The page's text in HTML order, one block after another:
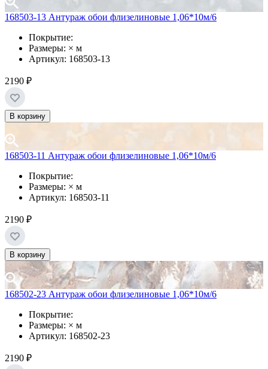
168503-13 Антураж обои флизелиновые 1,06*10м/6
Покрытие:
Размеры: × м
Артикул: 168503-13
2190 ₽
В корзину
168503-11 Антураж обои флизелиновые 1,06*10м/6
Покрытие:
Размеры: × м
Артикул: 168503-11
2190 ₽
В корзину
168502-23 Антураж обои флизелиновые 1,06*10м/6
Покрытие:
Размеры: × м
Артикул: 168502-23
2190 ₽